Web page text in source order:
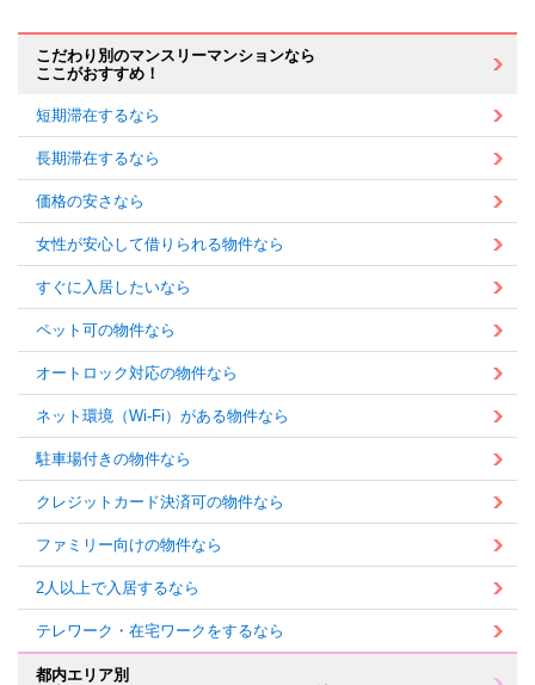
こだわり別のマンスリーマンションなら
ここがおすすめ！
短期滞在するなら
長期滞在するなら
価格の安さなら
女性が安心して借りられる物件なら
すぐに入居したいなら
ペット可の物件なら
オートロック対応の物件なら
ネット環境（Wi-Fi）がある物件なら
駐車場付きの物件なら
クレジットカード決済可の物件なら
ファミリー向けの物件なら
2人以上で入居するなら
テレワーク・在宅ワークをするなら
都内エリア別